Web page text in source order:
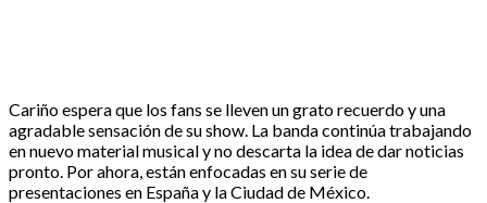
Cariño espera que los fans se lleven un grato recuerdo y una
agradable sensación de su show. La banda continúa trabajando
en nuevo material musical y no descarta la idea de dar noticias
pronto. Por ahora, están enfocadas en su serie de
presentaciones en España y la Ciudad de México.